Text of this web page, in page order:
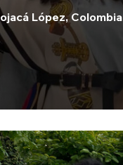
López, Colombia